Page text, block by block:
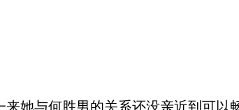
她与何胜男的关系还没亲近到可